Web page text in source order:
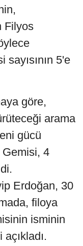
Filyos
5'e
göre,
arama
gücü
Gemisi, 4
Erdoğan, 30
filoya
isminin